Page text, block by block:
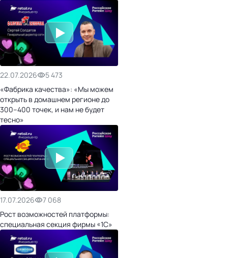
22.07.2026
5 473
«Фабрика качества»: «Мы можем
открыть в домашнем регионе до
300–400 точек, и нам не будет
тесно»
17.07.2026
7 068
Рост возможностей платформы:
специальная секция фирмы «1С»